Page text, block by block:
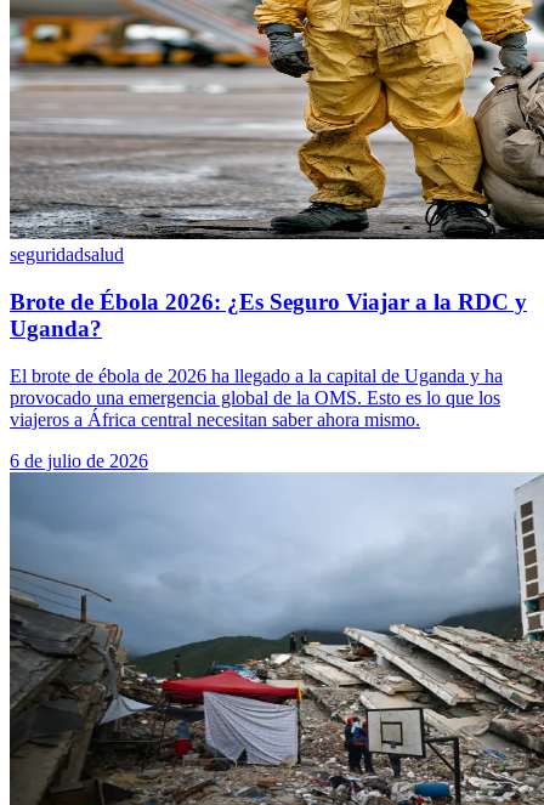
seguridadsalud
Brote de Ébola 2026: ¿Es Seguro Viajar a la RDC y
Uganda?
El brote de ébola de 2026 ha llegado a la capital de Uganda y ha
provocado una emergencia global de la OMS. Esto es lo que los
viajeros a África central necesitan saber ahora mismo.
6 de julio de 2026